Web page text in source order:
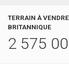
TERRAIN À
BRITANNIQUE
2 575